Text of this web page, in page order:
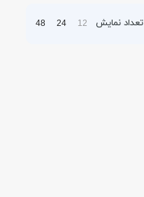
تعداد نمایش 12
24
48